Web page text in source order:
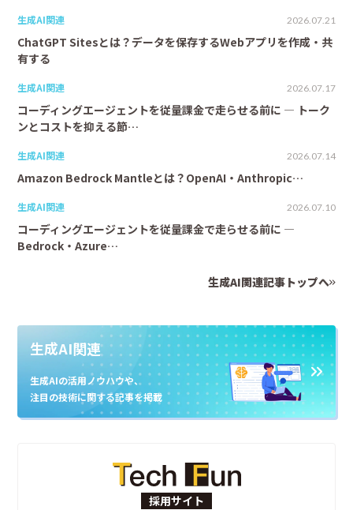
生成AI関連 2026.07.21
ChatGPT Sitesとは？データを保存するWebアプリを作成・共
有する
生成AI関連 2026.07.17
コーディングエージェントを従量課金で走らせる前に ― トーク
ンとコストを抑える節…
生成AI関連 2026.07.14
Amazon Bedrock Mantleとは？OpenAI・Anthropic…
生成AI関連 2026.07.10
コーディングエージェントを従量課金で走らせる前に ―
Bedrock・Azure…
生成AI関連記事トップへ
生成AI関連
生成AIの活用ノウハウや、
注目の技術に関する記事を掲載
採用サイト